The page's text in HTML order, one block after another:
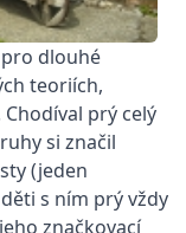
dlouhé
teoriích,
prý celý
si značil
(jeden
s ním prý vždy
značkovací